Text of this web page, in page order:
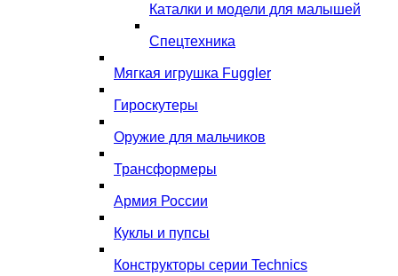
Каталки и модели для малышей
Спецтехника
Мягкая игрушка Fuggler
Гироскутеры
Оружие для мальчиков
Трансформеры
Армия России
Куклы и пупсы
Конструкторы серии Technics